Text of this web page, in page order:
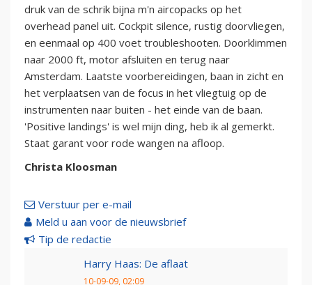
druk van de schrik bijna m'n aircopacks op het
overhead panel uit. Cockpit silence, rustig doorvliegen,
en eenmaal op 400 voet troubleshooten. Doorklimmen
naar 2000 ft, motor afsluiten en terug naar
Amsterdam. Laatste voorbereidingen, baan in zicht en
het verplaatsen van de focus in het vliegtuig op de
instrumenten naar buiten - het einde van de baan.
'Positive landings' is wel mijn ding, heb ik al gemerkt.
Staat garant voor rode wangen na afloop.
Christa Kloosman
Verstuur per e-mail
Meld u aan voor de nieuwsbrief
Tip de redactie
Harry Haas: De aflaat
10-09-09, 02:09